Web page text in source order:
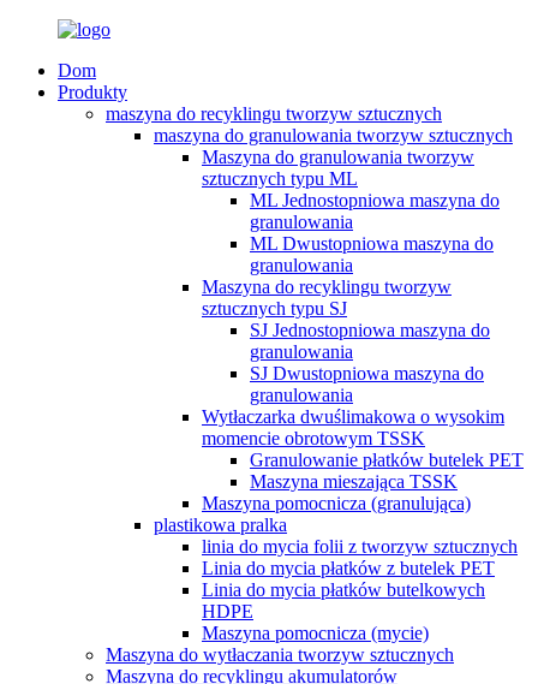
Dom
Produkty
maszyna do recyklingu tworzyw sztucznych
maszyna do granulowania tworzyw sztucznych
Maszyna do granulowania tworzyw
sztucznych typu ML
ML Jednostopniowa maszyna do
granulowania
ML Dwustopniowa maszyna do
granulowania
Maszyna do recyklingu tworzyw
sztucznych typu SJ
SJ Jednostopniowa maszyna do
granulowania
SJ Dwustopniowa maszyna do
granulowania
Wytłaczarka dwuślimakowa o wysokim
momencie obrotowym TSSK
Granulowanie płatków butelek PET
Maszyna mieszająca TSSK
Maszyna pomocnicza (granulująca)
plastikowa pralka
linia do mycia folii z tworzyw sztucznych
Linia do mycia płatków z butelek PET
Linia do mycia płatków butelkowych
HDPE
Maszyna pomocnicza (mycie)
Maszyna do wytłaczania tworzyw sztucznych
Maszyna do recyklingu akumulatorów